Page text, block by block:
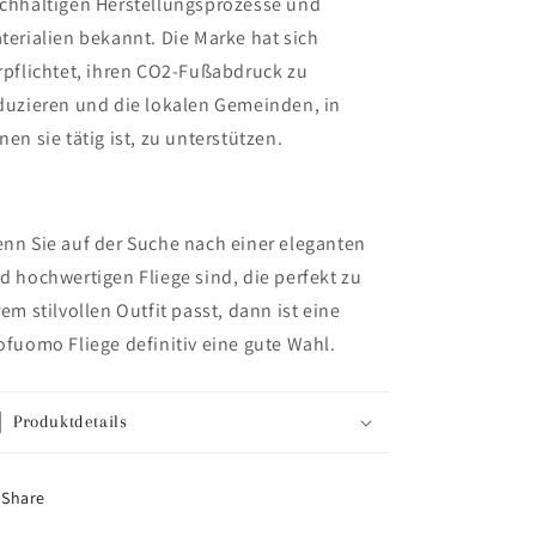
bekannt. Die Marke hat sich
ihren CO2-Fußabdruck zu
und die lokalen Gemeinden, in
sie tätig ist, zu unterstützen.
Sie auf der Suche nach einer eleganten
hochwertigen Fliege sind, die perfekt zu
stilvollen Outfit passt, dann ist eine
Fliege definitiv eine gute Wahl.
Produktdetails
Share